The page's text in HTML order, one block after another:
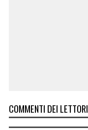
COMMENTI DEI LETTORI